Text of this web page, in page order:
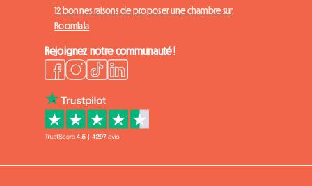
12 bonnes raisons de proposer une chambre sur
Roomlala
Rejoignez notre communauté !